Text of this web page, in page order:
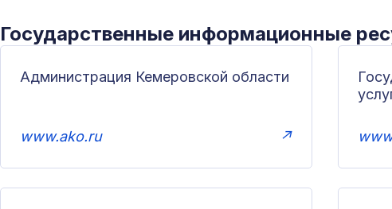
Государственные информационные
Администрация Кемеровской области
www.ako.ru ↗